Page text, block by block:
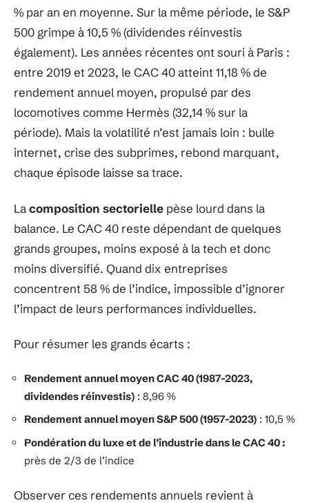
% par an en moyenne. Sur la même période, le S&P
500 grimpe à 10,5 % (dividendes réinvestis
également). Les années récentes ont souri à Paris :
entre 2019 et 2023, le CAC 40 atteint 11,18 % de
rendement annuel moyen, propulsé par des
locomotives comme Hermès (32,14 % sur la
période). Mais la volatilité n’est jamais loin : bulle
internet, crise des subprimes, rebond marquant,
chaque épisode laisse sa trace.
Lacomposition sectorielle pèse lourd dans la
balance. Le CAC 40 reste dépendant de quelques
grands groupes, moins exposé à la tech et donc
moins diversifié. Quand dix entreprises
concentrent 58 % de l’indice, impossible d’ignorer
l’impact de leurs performances individuelles.
Pour résumer les grands écarts :
Rendement annuel moyen CAC 40 (1987-2023,
dividendes réinvestis) : 8,96 %
Rendement annuel moyen S&P 500 (1957-2023) : 10,5 %
Pondération du luxe et de l’industrie dans le CAC 40 :
près de 2/3 de l’indice
Observer ces rendements annuels revient à